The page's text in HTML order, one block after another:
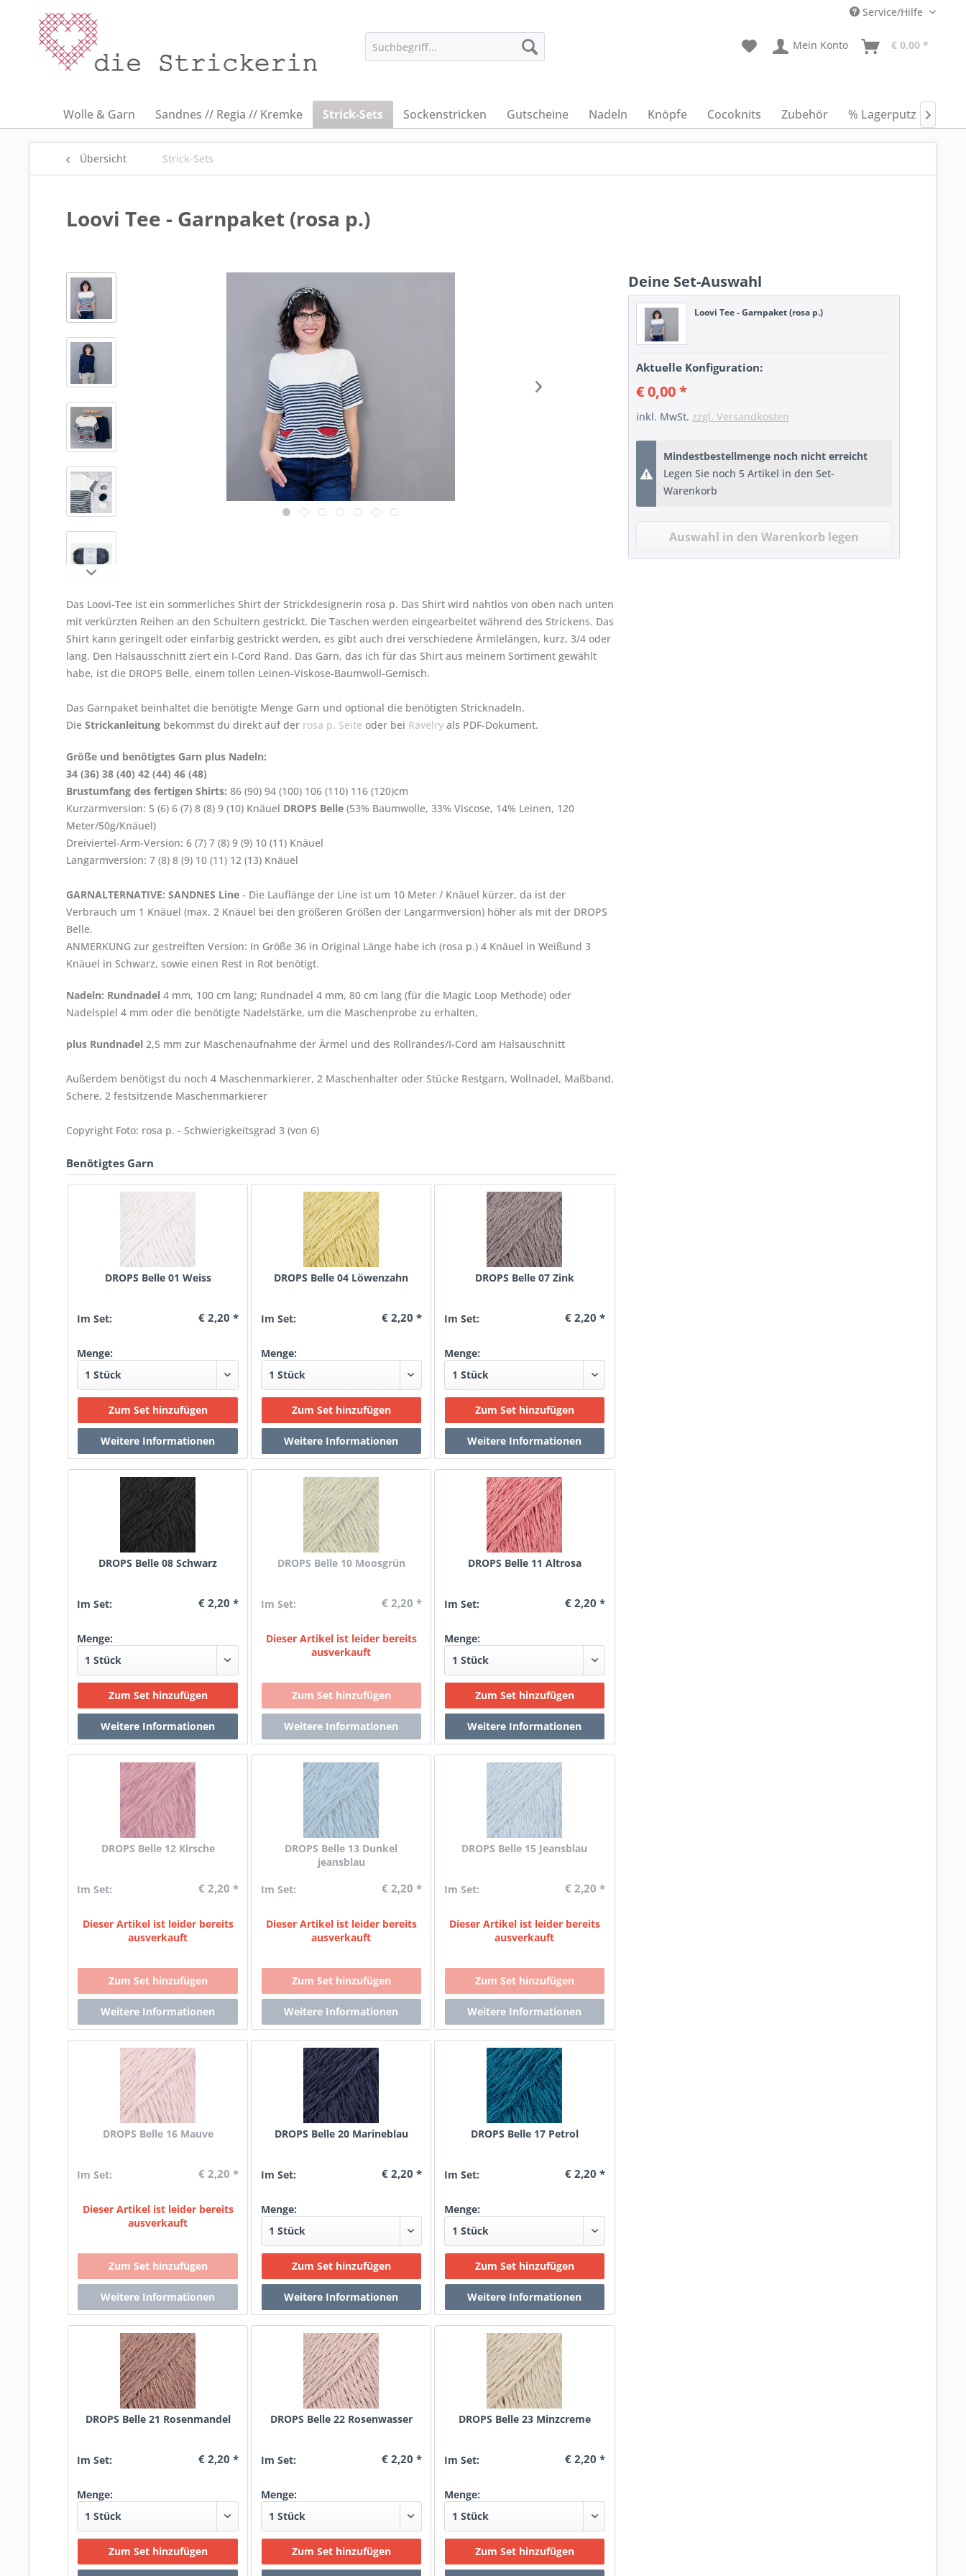
Service/Hilfe
Mein Konto € 0,00 *
Wolle & Garn Sandnes // Regia // Kremke Strick-Sets Sockenstricken Gutscheine Nadeln Knöpfe Cocoknits Zubehör % Lagerputz %
Übersicht Strick-Sets
Loovi Tee - Garnpaket (rosa p.)
Deine Set-Auswahl
Loovi Tee - Garnpaket (rosa p.)
Aktuelle Konfiguration:
€ 0,00 *
inkl. MwSt. zzgl. Versandkosten
Mindestbestellmenge noch nicht erreicht
Legen Sie noch 5 Artikel in den Set-
Warenkorb
Das Loovi-Tee ist ein sommerliches Shirt der Strickdesignerin rosa p. Das Shirt wird nahtlos von oben nach unten
mit verkürzten Reihen an den Schultern gestrickt. Die Taschen werden eingearbeitet während des Strickens. Das
Shirt kann geringelt oder einfarbig gestrickt werden, es gibt auch drei verschiedene Ärmlelängen, kurz, 3/4 oder
lang. Den Halsausschnitt ziert ein I-Cord Rand. Das Garn, das ich für das Shirt aus meinem Sortiment gewählt
habe, ist die DROPS Belle, einem tollen Leinen-Viskose-Baumwoll-Gemisch.
Das Garnpaket beinhaltet die benötigte Menge Garn und optional die benötigten Stricknadeln.
Die Strickanleitung bekommst du direkt auf der rosa p. Seite oder bei Ravelry als PDF-Dokument.
Größe und benötigtes Garn plus Nadeln:
34 (36) 38 (40) 42 (44) 46 (48)
Brustumfang des fertigen Shirts: 86 (90) 94 (100) 106 (110) 116 (120)cm
Kurzarmversion: 5 (6) 6 (7) 8 (8) 9 (10) Knäuel DROPS Belle (53% Baumwolle, 33% Viscose, 14% Leinen, 120
Meter/50g/Knäuel)
Dreiviertel-Arm-Version: 6 (7) 7 (8) 9 (9) 10 (11) Knäuel
Langarmversion: 7 (8) 8 (9) 10 (11) 12 (13) Knäuel
GARNALTERNATIVE: SANDNES Line - Die Lauflänge der Line ist um 10 Meter / Knäuel kürzer, da ist der
Verbrauch um 1 Knäuel (max. 2 Knäuel bei den größeren Größen der Langarmversion) höher als mit der DROPS
Belle.
ANMERKUNG zur gestreiften Version: In Größe 36 in Original Länge habe ich (rosa p.) 4 Knäuel in Weißund 3
Knäuel in Schwarz, sowie einen Rest in Rot benötigt.
Nadeln: Rundnadel 4 mm, 100 cm lang; Rundnadel 4 mm, 80 cm lang (für die Magic Loop Methode) oder
Nadelspiel 4 mm oder die benötigte Nadelstärke, um die Maschenprobe zu erhalten,
plus Rundnadel 2,5 mm zur Maschenaufnahme der Ärmel und des Rollrandes/I-Cord am Halsauschnitt
Außerdem benötigst du noch 4 Maschenmarkierer, 2 Maschenhalter oder Stücke Restgarn, Wollnadel, Maßband,
Schere, 2 festsitzende Maschenmarkierer
Copyright Foto: rosa p. - Schwierigkeitsgrad 3 (von 6)
Benötigtes Garn
DROPS Belle 01 Weiss
Im Set: € 2,20 *
Menge:
DROPS Belle 04 Löwenzahn
Im Set: € 2,20 *
Menge:
DROPS Belle 07 Zink
Im Set: € 2,20 *
Menge:
DROPS Belle 08 Schwarz
Im Set: € 2,20 *
Menge:
DROPS Belle 10 Moosgrün
Im Set: € 2,20 *
Dieser Artikel ist leider bereits
ausverkauft
DROPS Belle 11 Altrosa
Im Set: € 2,20 *
Menge:
DROPS Belle 12 Kirsche
Im Set: € 2,20 *
Dieser Artikel ist leider bereits
ausverkauft
DROPS Belle 13 Dunkel
jeansblau
Im Set:
€ 2,20 *
Dieser Artikel ist leider bereits
ausverkauft
DROPS Belle 15 Jeansblau
Im Set: € 2,20 *
Dieser Artikel ist leider bereits
ausverkauft
DROPS Belle 16 Mauve
Im Set: € 2,20 *
Dieser Artikel ist leider bereits
ausverkauft
DROPS Belle 20 Marineblau
Im Set: € 2,20 *
Menge:
DROPS Belle 17 Petrol
Im Set: € 2,20 *
Menge:
DROPS Belle 21 Rosenmandel
Im Set: € 2,20 *
Menge:
DROPS Belle 22 Rosenwasser
Im Set: € 2,20 *
Menge:
DROPS Belle 23 Minzcreme
Im Set: € 2,20 *
Menge: